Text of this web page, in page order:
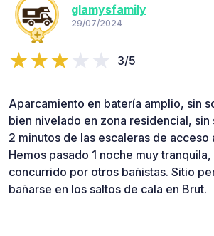
glamysfamily
29/07/2024
3/5
Aparcamiento en batería amplio, sin
bien nivelado en zona residencial, sin
2 minutos de las escaleras de acceso
Hemos pasado 1 noche muy
concurrido por otros bañistas. Sitio
bañarse en los saltos de cala en Brut.